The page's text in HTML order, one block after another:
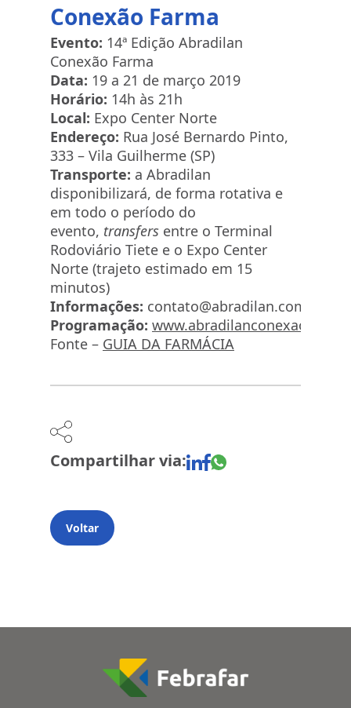
Conexão Farma
Evento: 14ª Edição Abradilan
Conexão Farma
Data: 19 a 21 de março 2019
Horário: 14h às 21h
Local: Expo Center Norte
Endereço: Rua José Bernardo Pinto,
333 – Vila Guilherme (SP)
Transporte: a Abradilan
disponibilizará, de forma rotativa e
em todo o período do
evento, transfers entre o Terminal
Rodoviário Tiete e o Expo Center
Norte (trajeto estimado em 15
minutos)
Informações: contato@abradilan.com.br
Programação:
Fonte – GUIA DA FARMÁCIA
Compartilhar via:
Voltar